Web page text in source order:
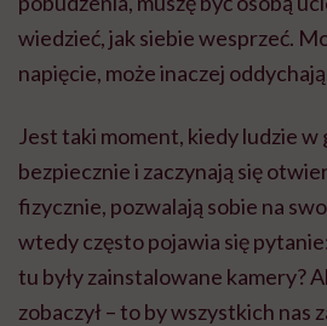
wiedzieć, jak siebie wesprzeć.
napięcie, może inaczej
Jest taki moment, kiedy ludzie w
bezpiecznie i zaczynają się
fizycznie, pozwalają sobie na
wtedy często pojawia się
tu były zainstalowane kamery?
zobaczył – to by wszystkich nas